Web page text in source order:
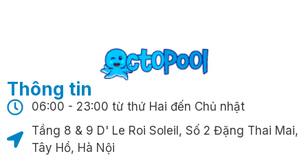
Thông tin
06:00 - 23:00 từ thứ Hai đến Chủ nhật
Tầng 8 & 9 D' Le Roi Soleil, Số 2 Đặng Thai Mai,
Tây Hồ, Hà Nội